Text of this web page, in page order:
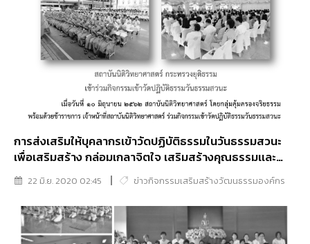
การส่งเสริมให้บุคลากรเข้าวัดปฏิบัติธรรมในวันธรรมสวนะ
เพื่อเสริมสร้าง กล่อมเกลาจิตใจ เสริมสร้างคุณธรรมเเละ
ความโปร่งใส (วัดชัยพฤกษมาลา)
22 มิ.ย. 2020 02:45 ข่าวกิจกรรมเสริมสร้างวัฒนธรรมองค์กร